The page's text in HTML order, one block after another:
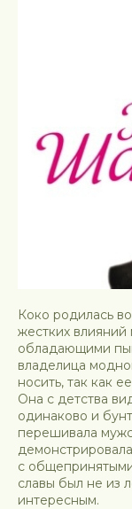
Коко родилась
жестких
обладающими
владелица
носить, так как
Она с детства
одинаково и
перешивала
с
славы был не из
интересным.